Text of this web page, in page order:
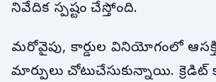
నివేదిక స్పష్టం చేస్తోంది.
మరోవైపు, కార్డుల వినియోగంలో
మార్పులు చోటుచేసుకున్నాయి. క్రెడిట్